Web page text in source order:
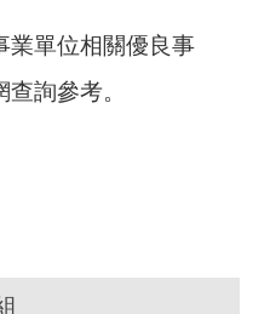
業單位相關優良事
詢參考。